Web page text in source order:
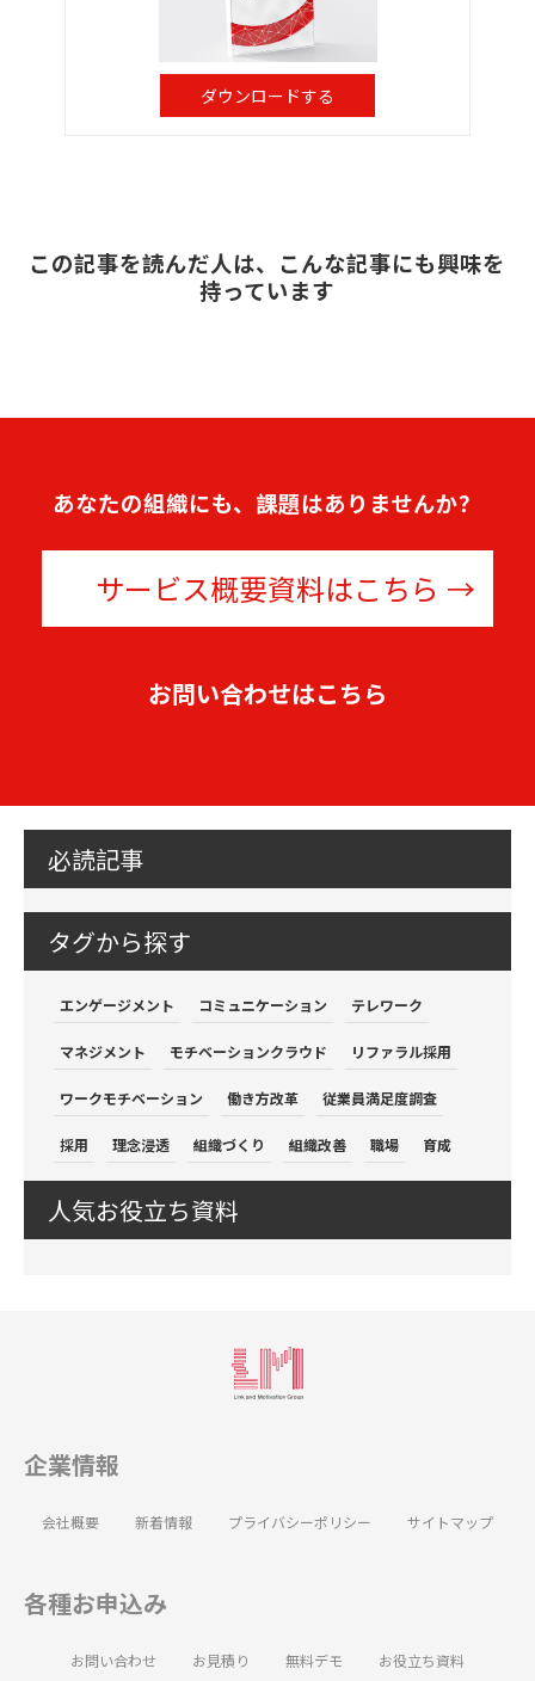
ダウンロードする
この記事を読んだ人は、こんな記事にも興味を
持っています
あなたの組織にも、課題はありませんか？
サービス概要資料はこちら
お問い合わせはこちら
必読記事
タグから探す
エンゲージメント コミュニケーション テレワーク
マネジメント モチベーションクラウド リファラル採用
ワークモチベーション 働き方改革 従業員満足度調査
採用 理念浸透 組織づくり 組織改善 職場 育成
人気お役立ち資料
企業情報
会社概要 新着情報 プライバシーポリシー サイトマップ
各種お申込み
お問い合わせ お見積り 無料デモ
お役立ち資料